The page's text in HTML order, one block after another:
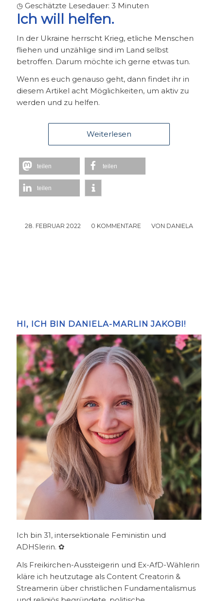
◷ Geschätzte Lesedauer: 3 Minuten
Ich will helfen.
In der Ukraine herrscht Krieg, etliche Menschen
fliehen und unzählige sind im Land selbst
betroffen. Darum möchte ich gerne etwas tun.
Wenn es euch genauso geht, dann findet ihr in
diesem Artikel acht Möglichkeiten, um aktiv zu
werden und zu helfen.
Weiterlesen
teilen teilen
teilen
28. FEBRUAR 2022
/ 0 KOMMENTARE
/ VON DANIELA
HI, ICH BIN DANIELA-MARLIN JAKOBI!
Ich bin 31, intersektionale Feministin und
ADHSlerin. ✿
Als Freikirchen-Aussteigerin und Ex-AfD-Wählerin
kläre ich heutzutage als Content Creatorin &
Streamerin über christlichen Fundamentalismus